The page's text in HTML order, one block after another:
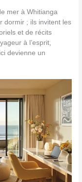
mer à Whitianga
dormir ; ils invitent les
et de récits
à l’esprit,
devienne un